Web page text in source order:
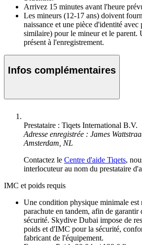
Arrivez 15 minutes avant l'heure
Les mineurs (12-17 ans) doivent
naissance et une pièce d'identité avec
similaire) pour le mineur et le parent.
présent à l'enregistrement.
Infos complémentaires
Prestataire : Tiqets International B.V.
Adresse enregistrée : James
Amsterdam, NL
Contactez le Centre d'aide Tiqets,
interlocuteur au nom du prestataire
IMC et poids requis
Une condition physique minimale est
parachute en tandem, afin de garantir
sécurité. Skydive Dubai impose de
poids et d'IMC pour la sécurité,
fabricant de l'équipement.